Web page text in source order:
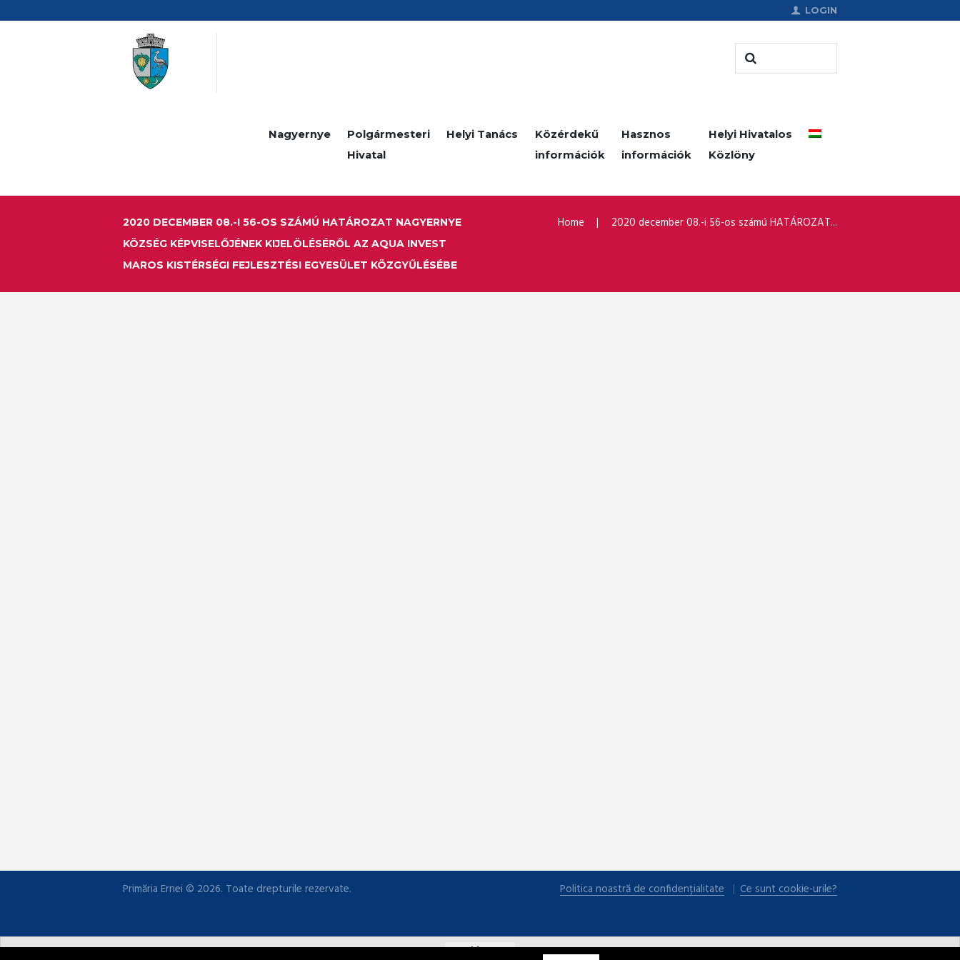
LOGIN
Nagyernye
Polgármesteri
Hivatal
Helyi Tanács
Közérdekű
információk
Hasznos
információk
Helyi Hivatalos
Közlöny
2020 DECEMBER 08.-I 56-OS SZÁMÚ HATÁROZAT NAGYERNYE
KÖZSÉG KÉPVISELŐJÉNEK KIJELÖLÉSÉRŐL AZ AQUA INVEST
MAROS KISTÉRSÉGI FEJLESZTÉSI EGYESÜLET KÖZGYŰLÉSÉBE
Home 2020 december 08.-i 56-os számú HATÁROZAT...
Politica noastră de confidențialitate Ce sunt cookie-urile?
Primăria Ernei © 2026. Toate drepturile rezervate.
Magyar